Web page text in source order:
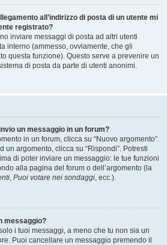
all’indirizzo di posta di un utente mi
registrato?
inviare messaggi di posta ad altri utenti
interno (ammesso, ovviamente, che gli
questa funzione). Questo serve a prevenire un
di posta da parte di utenti anonimi.
un messaggio in un forum?
in un forum, clicca su “Nuovo argomento”.
un argomento, clicca su “Rispondi”. Potresti
di poter inviare un messaggio: le tue funzioni
alla pagina del forum o dell’argomento (la
, Puoi votare nei sondaggi, ecc.).
messaggio?
i tuoi messaggi, a meno che tu non sia un
Puoi cancellare un messaggio premendo il